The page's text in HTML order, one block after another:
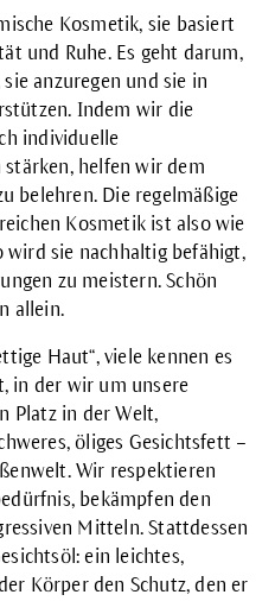
Kosmetik, sie basiert
und Ruhe. Es geht darum,
anzuregen und sie in
Indem wir die
individuelle
helfen wir dem
belehren. Die regelmäßige
Kosmetik ist also wie
wird sie nachhaltig befähigt,
zu meistern. Schön
allein.
Haut“, viele kennen es
in der wir um unsere
Platz in der Welt,
öliges Gesichtsfett –
Wir respektieren
bekämpfen den
Mitteln. Stattdessen
: ein leichtes,
Körper den Schutz, den er